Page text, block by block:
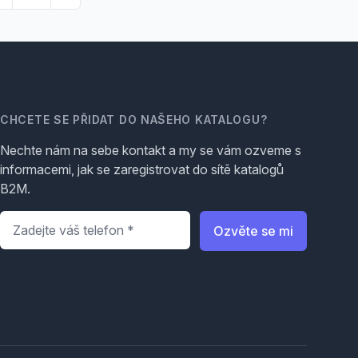
CHCETE SE PŘIDAT DO NAŠEHO KATALOGU?
Nechte nám na sebe kontakt a my se vám ozveme s
informacemi, jak se zaregistrovat do sítě katalogů
B2M.
Telefon
Ozvěte se mi